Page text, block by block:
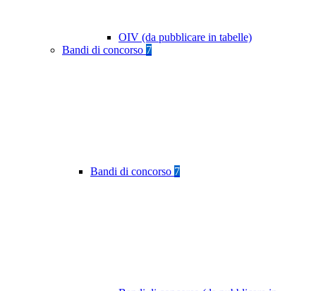
OIV (da pubblicare in tabelle)
Bandi di concorso 7
Bandi di concorso 7